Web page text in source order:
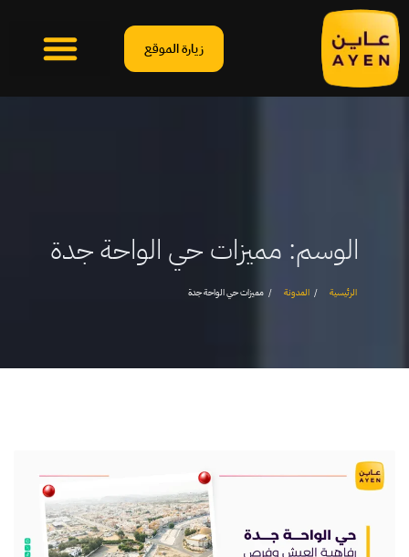
زيارة الموقع
الوسم: مميزات حي الواحة جدة
الرئيسية المدونة مميزات حي الواحة جدة